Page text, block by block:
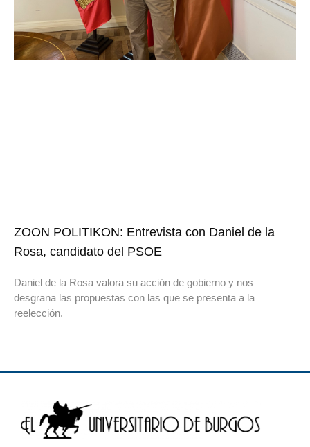
ZOON POLITIKON: Entrevista con Daniel de la
Rosa, candidato del PSOE
Daniel de la Rosa valora su acción de gobierno y nos
desgrana las propuestas con las que se presenta a la
reelección.